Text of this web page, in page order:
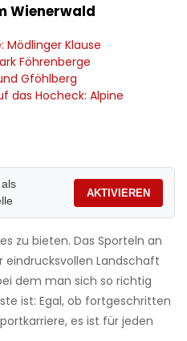
Wienerwald
Mödlinger Klause
Föhrenberge
Gföhlberg
das Hocheck: Alpine
AKTIVIEREN
zu bieten. Das Sporteln an
eindrucksvollen Landschaft
dem man sich so richtig
ist: Egal, ob fortgeschritten
es ist für jeden